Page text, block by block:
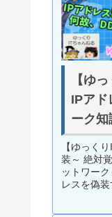
【ゆ
IPアド
ーク知
No.065
【ゆっく
装～ 絶対
ットワー
レスを偽